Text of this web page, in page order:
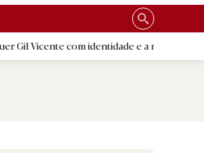
identidade e a respeitar 'herança'